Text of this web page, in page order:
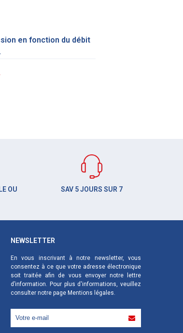
en fonction du débit
OU
SAV 5 JOURS SUR 7
NEWSLETTER
En vous inscrivant à notre newsletter, vous
consentez à ce que votre adresse électronique
soit traitée afin de vous envoyer notre lettre
d’information. Pour plus d'informations, veuillez
consulter notre page Mentions légales.